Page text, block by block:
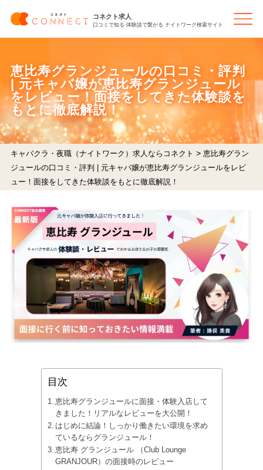
コネクト求人
口コミで知る 体験談で繋がる ナイトワーク検索サイト
恵比寿グランジュールの口コミ・評判
| 元キャバ嬢が恵比寿グランジュール
をレビュー！面接をしてきた体験談を
もとに徹底解説！
キャバクラ・夜職（ナイトワーク）求人ならコネクト > 恵比寿グラン
ジュールの口コミ・評判 | 元キャバ嬢が恵比寿グランジュールをレビ
ュー！面接をしてきた体験談をもとに徹底解説！
目次
恵比寿グランジュールに面接・体験入店して
きました！リアルなレビューを大公開！
はじめに結論！しっかり働きたい環境を求め
ているならグランジュール！
恵比寿 グランジュール （Club Lounge
GRANJOUR）の面接時のレビュー